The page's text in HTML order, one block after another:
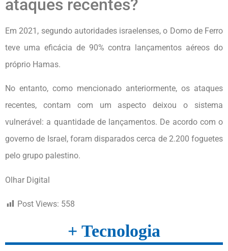
ataques recentes?
Em 2021, segundo autoridades israelenses, o Domo de Ferro
teve uma eficácia de 90% contra lançamentos aéreos do
próprio Hamas.
No entanto, como mencionado anteriormente, os ataques
recentes, contam com um aspecto deixou o sistema
vulnerável: a quantidade de lançamentos. De acordo com o
governo de Israel, foram disparados cerca de 2.200 foguetes
pelo grupo palestino.
Olhar Digital
Post Views: 558
+ Tecnologia